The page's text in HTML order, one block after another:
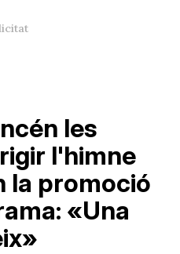
les
l'himne
la promoció
«Una